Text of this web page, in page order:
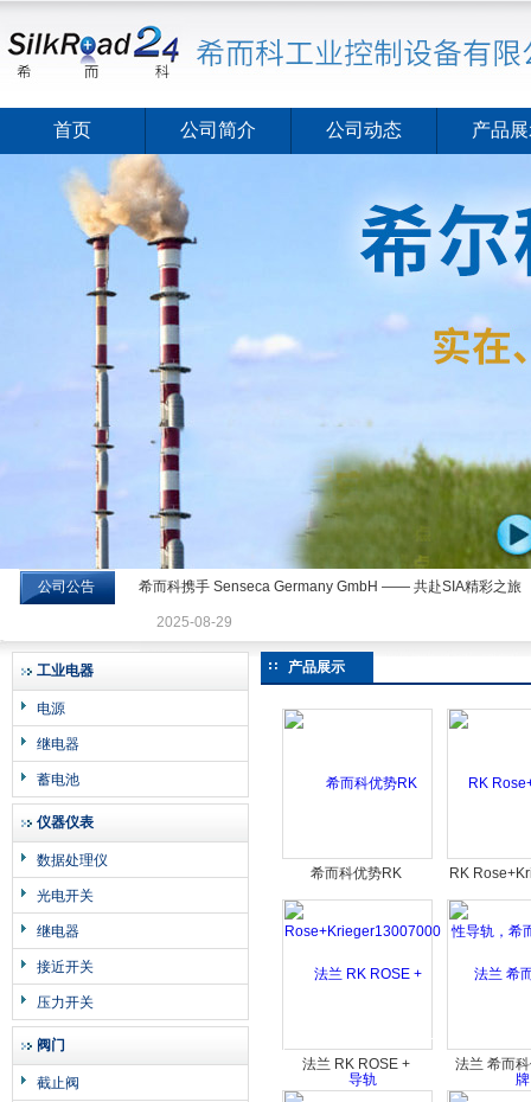
希而科工业控制设备有限公司
首页 公司简介 公司动态 产品
公司公告 希而科携手 Senseca Germany GmbH —— 共赴SIA精彩之旅
2025-08-29
工业电器
电源
继电器
蓄电池
仪器仪表
数据处理仪
光电开关
继电器
接近开关
压力开关
阀门
截止阀
产品展示
希而科优势RK
Rose+Krieger13007000
导轨
RK
导轨，希而
法兰 RK ROSE +
KRIEGER 903011
法兰 希而
RK ROSE +